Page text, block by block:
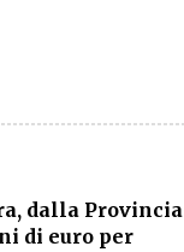
dalla Provincia
di euro per